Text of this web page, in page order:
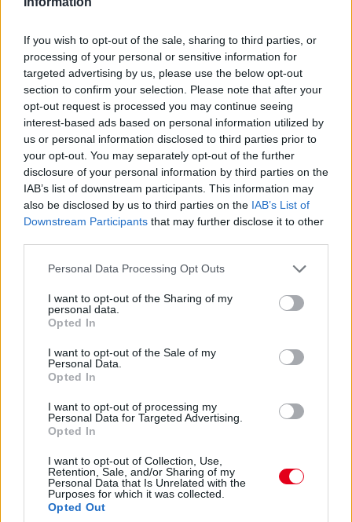
If you wish to opt-out of the sale, sharing to third parties, or
processing of your personal or sensitive information for
targeted advertising by us, please use the below opt-out
section to confirm your selection. Please note that after your
opt-out request is processed you may continue seeing
interest-based ads based on personal information utilized by
us or personal information disclosed to third parties prior to
your opt-out. You may separately opt-out of the further
disclosure of your personal information by third parties on the
IAB’s list of downstream participants. This information may
also be disclosed by us to third parties on the IAB’s List of
Downstream Participants that may further disclose it to other
Please note that this website/app uses one or more Google
not limited to your visit or usage behaviour. You may click to
grant or deny consent to Google and its third-party tags to
use your data for below specified purposes in below Google
consent section.
Personal Data Processing Opt Outs
I want to opt-out of the Sharing of my
personal data.
Opted In
I want to opt-out of the Sale of my
Personal Data.
Opted In
I want to opt-out of processing my
Personal Data for Targeted Advertising.
Opted In
I want to opt-out of Collection, Use,
Retention, Sale, and/or Sharing of my
Personal Data that Is Unrelated with the
Purposes for which it was collected.
Opted Out
1 napja
Újabb korábbi F2-es bajnok folytatja a Formula-E-ben
Newey biztos benne, hogy Alonso marad az Aston
Martinnál